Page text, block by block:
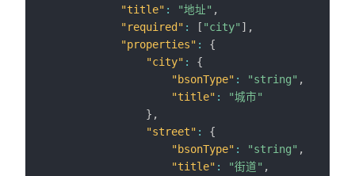
"title" : "地址" ,
"required" : [ "city" ] ,
"properties" :
{
"city" :
{
"bsonType" : "string" ,
"title" :
"城市"
} ,
"street" :
{
"bsonType" : "string" ,
"title" : "街道" ,